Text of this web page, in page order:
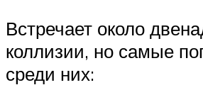
Встречает около
коллизии, но самые
среди них: